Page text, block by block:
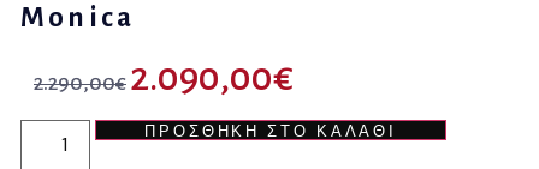
Monica
2.290,00€ 2.090,00€
ΠΡΟΣΘΉΚΗ ΣΤΟ ΚΑΛΆΘΙ